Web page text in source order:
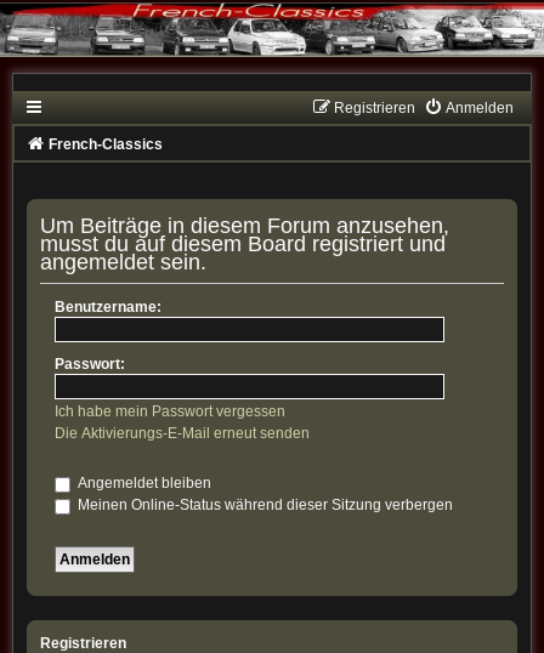
Anmelden
Registrieren
French-Classics
Um Beiträge in diesem Forum anzusehen,
musst du auf diesem Board registriert und
angemeldet sein.
Benutzername:
Passwort:
Ich habe mein Passwort vergessen
Die Aktivierungs-E-Mail erneut senden
Angemeldet bleiben
Meinen Online-Status während dieser Sitzung verbergen
Registrieren